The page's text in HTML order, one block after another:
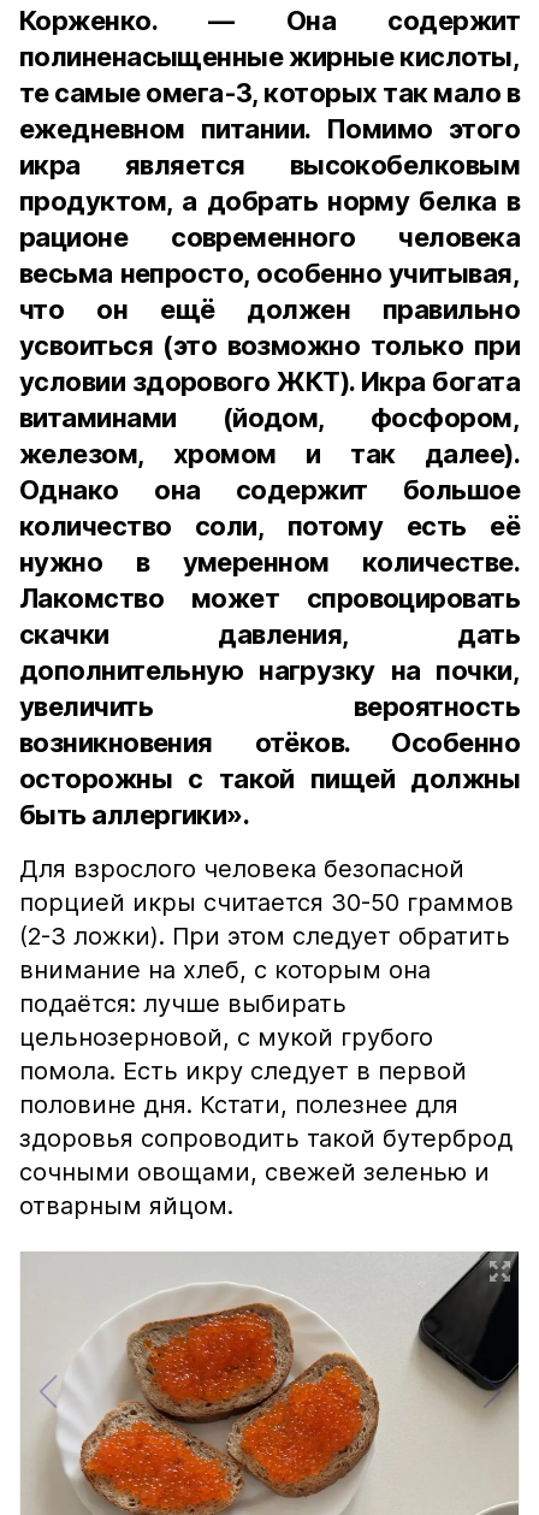
Корженко. — Она содержит
полиненасыщенные жирные кислоты,
те самые омега-3, которых так мало в
ежедневном питании. Помимо этого
икра является высокобелковым
продуктом, а добрать норму белка в
рационе современного человека
весьма непросто, особенно учитывая,
что он ещё должен правильно
усвоиться (это возможно только при
условии здорового ЖКТ). Икра богата
витаминами (йодом, фосфором,
железом, хромом и так далее).
Однако она содержит большое
количество соли, потому есть её
нужно в умеренном количестве.
Лакомство может спровоцировать
скачки давления, дать
дополнительную нагрузку на почки,
увеличить вероятность
возникновения отёков. Особенно
осторожны с такой пищей должны
быть аллергики».
Для взрослого человека безопасной
порцией икры считается 30-50 граммов
(2-3 ложки). При этом следует обратить
внимание на хлеб, с которым она
подаётся: лучше выбирать
цельнозерновой, с мукой грубого
помола. Есть икру следует в первой
половине дня. Кстати, полезнее для
здоровья сопроводить такой бутерброд
сочными овощами, свежей зеленью и
отварным яйцом.